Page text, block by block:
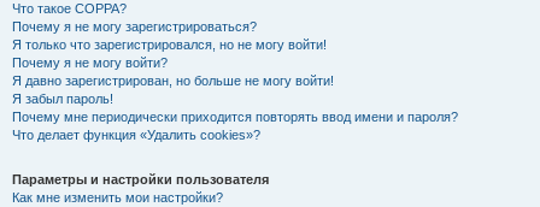
Что такое COPPA?
Почему я не могу зарегистрироваться?
Я только что зарегистрировался, но не могу войти!
Почему я не могу войти?
Я давно зарегистрирован, но больше не могу войти!
Я забыл пароль!
Почему мне периодически приходится повторять ввод имени и пароля?
Что делает функция «Удалить cookies»?
Параметры и настройки пользователя
Как мне изменить мои настройки?